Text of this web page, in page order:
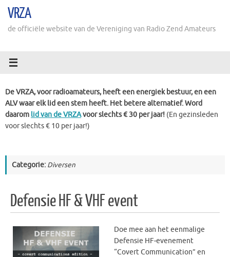
naarVRZA
de officiële website van de Vereniging van Radio Zend Amateurs
De VRZA, voor radioamateurs, heeft een energiek bestuur, en een
ALV waar elk lid een stem heeft. Het betere alternatief. Word
daarom lid van de VRZAvoor slechts € 30 per jaar! (En gezinsleden
voor slechts € 10 per jaar!)
Categorie: Diversen
Defensie HF & VHF event
Doe mee aan het eenmalige
Defensie HF‑evenement
“Covert Communication” en